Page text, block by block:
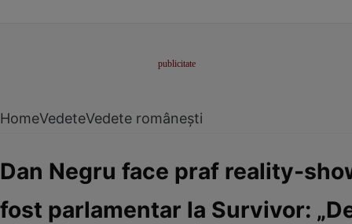
HomeVedeteVedete românești
Dan Negru face praf reality-
fost parlamentar la Survivor: